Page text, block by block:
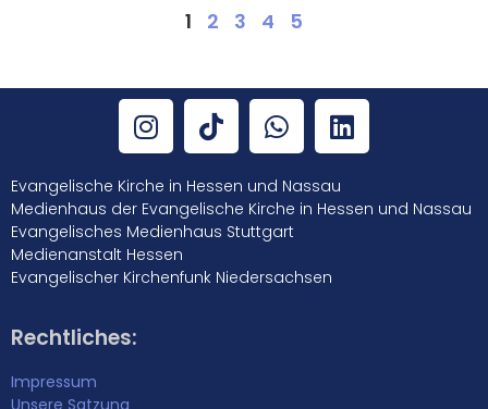
1 2 3 4 5
Evangelische Kirche in Hessen und Nassau
Medienhaus der Evangelische Kirche in Hessen und Nassau
Evangelisches Medienhaus Stuttgart
Medienanstalt Hessen
Evangelischer Kirchenfunk Niedersachsen
Rechtliches:
Impressum
Unsere Satzung